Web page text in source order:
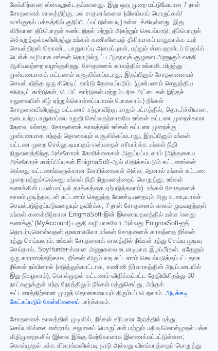
மேக்கிற்கான ஸ்பைஹன்டருக்கானது. இது ஒரு முறை மட்டுமேயான 7-நாள்
சோதனைக் காலத்திற்கு, பல சாதனங்களை (விளம்பரப் பொருட்கள்/
வாங்குதல் பக்கத்தில் குறிப்பிடப்பட்டுள்ளபடி) உள்ளடக்கியுள்ளது. இது
விரிவான தீம்பொருள் கண்டறிதல் மற்றும் அகற்றும் செயல்பாடு, தீம்பொருள்
அச்சுறுத்தல்களிலிருந்து உங்கள் கணினியைத் தீவிரமாகப் பாதுகாக்க உயர்
செயல்திறன் கொண்ட பாதுகாப்பு அமைப்புகள், மற்றும் ஸ்பைஹன்டர் ஹெல்ப்
டெஸ்க் வழியாக எங்கள் தொழில்நுட்ப ஆதரவுக் குழுவை அணுகும் வசதி
ஆகியவற்றை வழங்குகிறது. சோதனைக் காலத்தில் உங்களிடமிருந்து
முன்பணமாகக் கட்டணம் வசூலிக்கப்படாது, இருப்பினும் சோதனையைச்
செயல்படுத்த ஒரு கிரெடிட் கார்டு தேவைப்படும். (முன்பணம் செலுத்திய
கிரெடிட் கார்டுகள், டெபிட் கார்டுகள் மற்றும் பரிசு அட்டைகள் இந்தச்
சலுகையின் கீழ் ஏற்றுக்கொள்ளப்படாமல் போகலாம்.) நீங்கள்
சோதனையிலிருந்து கட்டணச் சந்தாவிற்கு மாறும் பட்சத்தில், தொடர்ச்சியான,
தடையற்ற பாதுகாப்பை உறுதி செய்வதற்காகவே உங்கள் கட்டண முறைக்கான
தேவை உள்ளது. சோதனைக் காலத்தில் உங்கள் கட்டண முறைக்கு
முன்பணமாக எந்தத் தொகையும் வசூலிக்கப்படாது, இருப்பினும் உங்கள்
கட்டண முறை செல்லுபடியாகும் என்பதைச் சரிபார்க்க உங்கள் நிதி
நிறுவனத்திற்கு அங்கீகாரக் கோரிக்கைகள் அனுப்பப்படலாம் (அத்தகைய
அங்கீகாரச் சமர்ப்பிப்புகள் EnigmaSoft-ஆல் விதிக்கப்படும் கட்டணங்கள்
அல்லது கட்டணங்களுக்கான கோரிக்கைகள் அல்ல, ஆனால் உங்கள் கட்டண
முறை மற்றும்/அல்லது உங்கள் நிதி நிறுவனத்தைப் பொறுத்து, உங்கள்
கணக்கின் பயன்பாட்டில் தாக்கத்தை ஏற்படுத்தலாம்). உங்கள் சோதனைக்
காலம் முடிந்தவுடன் கட்டணம் செலுத்த வேண்டியதையும் அது உடனடியாகச்
செயல்படுத்தப்படுவதையும் தவிர்க்க, 7-நாள் சோதனைக் காலம் முடிவதற்குள்
உங்கள் கணக்கிற்கான EnigmaSoft-இன் இணையதளத்தில் உள்ள 'எனது
கணக்கு' (MyAccount) பகுதி வழியாகவோ அல்லது EnigmaSoft-ஐத்
தொடர்புகொள்வதன் மூலமாகவோ உங்கள் சோதனைக் காலத்தை நீங்கள்
ரத்து செய்யலாம். உங்கள் சோதனைக் காலத்தில் நீங்கள் ரத்து செய்ய முடிவு
செய்தால், SpyHunter-க்கான அணுகலை உடனடியாக இழப்பீர்கள். ஏதேனும்
ஒரு காரணத்திற்காக, நீங்கள் விரும்பாத கட்டணம் செயல்படுத்தப்பட்டதாக
நீங்கள் நம்பினால் (எடுத்துக்காட்டாக, கணினி நிர்வாகத்தின் அடிப்படையில்
இது நிகழலாம்), கொள்முதல் கட்டணம் விதிக்கப்பட்ட தேதியிலிருந்து 30
நாட்களுக்குள் எந்த நேரத்திலும் நீங்கள் ரத்துசெய்து, அந்தக்
கட்டணத்திற்கான முழுத் தொகையையும் திரும்பப் பெறலாம். அடிக்கடி
கேட்கப்படும் கேள்விகளைப் பார்க்கவும்.
சோதனைக் காலத்தின் முடிவில், நீங்கள் சரியான நேரத்தில் ரத்து
செய்யவில்லை என்றால், சலுகைப் பொருட்கள் மற்றும் பதிவு/கொள்முதல் பக்க
விதிமுறைகளில் (இவை இங்கு மேற்கோளாக இணைக்கப்பட்டுள்ளன;
கொள்முதல் பக்க விவரங்களின்படி நாடு அல்லது விளம்பரத்தைப் பொறுத்து